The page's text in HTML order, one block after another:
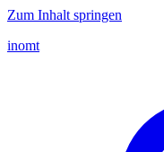
Zum Inhalt springen
inomt